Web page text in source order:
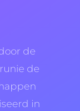
de
de
in